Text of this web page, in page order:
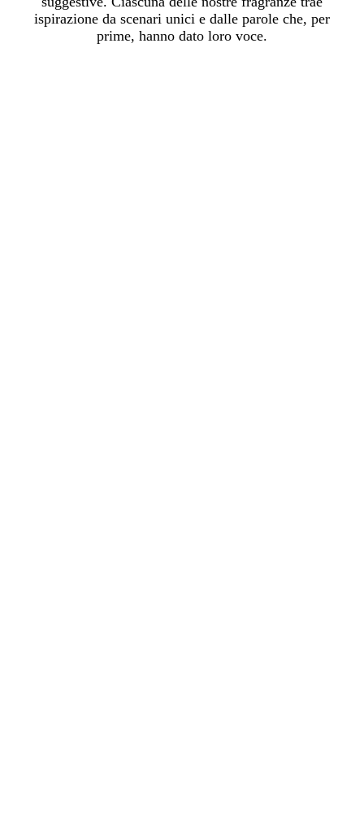
ispirazione da scenari unici e dalle parole che, per
prime, hanno dato loro voce.